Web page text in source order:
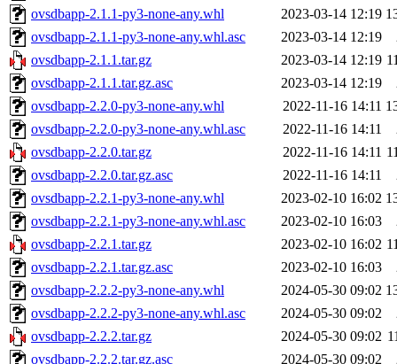
ovsdbapp-2.1.1-py3-none-any.whl
2023-03-14 12:19
ovsdbapp-2.1.1-py3-none-any.whl.asc
2023-03-14 12:19
ovsdbapp-2.1.1.tar.gz
2023-03-14 12:19
ovsdbapp-2.1.1.tar.gz.asc
2023-03-14 12:19
ovsdbapp-2.2.0-py3-none-any.whl
2022-11-16 14:11
ovsdbapp-2.2.0-py3-none-any.whl.asc
2022-11-16 14:11
ovsdbapp-2.2.0.tar.gz
2022-11-16 14:11
ovsdbapp-2.2.0.tar.gz.asc
2022-11-16 14:11
ovsdbapp-2.2.1-py3-none-any.whl
2023-02-10 16:02
ovsdbapp-2.2.1-py3-none-any.whl.asc
2023-02-10 16:03
ovsdbapp-2.2.1.tar.gz
2023-02-10 16:02
ovsdbapp-2.2.1.tar.gz.asc
2023-02-10 16:03
ovsdbapp-2.2.2-py3-none-any.whl
2024-05-30 09:02
ovsdbapp-2.2.2-py3-none-any.whl.asc
2024-05-30 09:02
ovsdbapp-2.2.2.tar.gz
2024-05-30 09:02
ovsdbapp-2.2.2.tar.gz.asc
2024-05-30 09:02